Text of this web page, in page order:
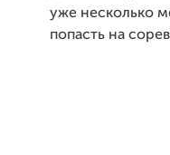
уже несколько
попасть на